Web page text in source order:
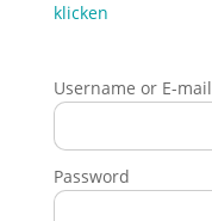
klicken
Username or E-mail
Password